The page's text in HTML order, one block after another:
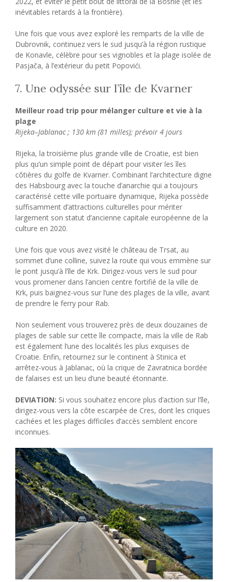
inévitables retards à la frontière).
Une fois que vous avez exploré les remparts de la ville de
Dubrovnik, continuez vers le sud jusqu’à la région rustique
de Konavle, célèbre pour ses vignobles et la plage isolée de
Pasjača, à l’extérieur du petit Popovići.
7. Une odyssée sur l’île de Kvarner
Meilleur road trip pour mélanger culture et vie à la
plage
Rijeka–Jablanac ; 130 km (81 milles); prévoir 4 jours
Rijeka, la troisième plus grande ville de Croatie, est bien
plus qu’un simple point de départ pour visiter les îles
côtières du golfe de Kvarner. Combinant l’architecture digne
des Habsbourg avec la touche d’anarchie qui a toujours
caractérisé cette ville portuaire dynamique, Rijeka possède
suffisamment d’attractions culturelles pour mériter
largement son statut d’ancienne capitale européenne de la
culture en 2020.
Une fois que vous avez visité le château de Trsat, au
sommet d’une colline, suivez la route qui vous emmène sur
le pont jusqu’à l’île de Krk. Dirigez-vous vers le sud pour
vous promener dans l’ancien centre fortifié de la ville de
Krk, puis baignez-vous sur l’une des plages de la ville, avant
de prendre le ferry pour Rab.
Non seulement vous trouverez près de deux douzaines de
plages de sable sur cette île compacte, mais la ville de Rab
est également l’une des localités les plus exquises de
Croatie. Enfin, retournez sur le continent à Stinica et
arrêtez-vous à Jablanac, où la crique de Zavratnica bordée
de falaises est un lieu d’une beauté étonnante.
DEVIATION: Si vous souhaitez encore plus d’action sur l’île,
dirigez-vous vers la côte escarpée de Cres, dont les criques
cachées et les plages difficiles d’accès semblent encore
inconnues.